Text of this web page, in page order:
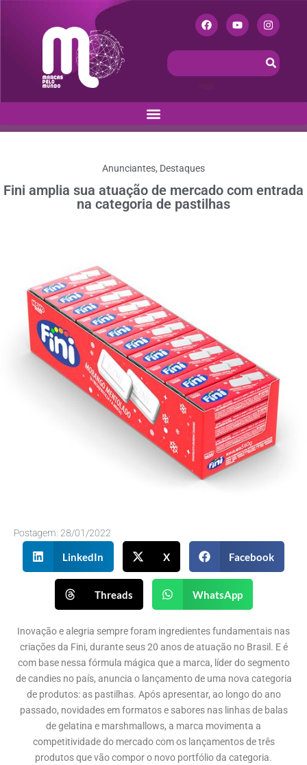
Anunciantes, Destaques
Fini amplia sua atuação de mercado com entrada
na categoria de pastilhas
Postagem: 28/01/2022
LinkedIn X Facebook
Threads WhatsApp
Inovação e alegria sempre foram ingredientes fundamentais nas
criações da Fini, durante seus 20 anos de atuação no Brasil. E é
com base nessa fórmula mágica que a marca, líder do segmento
de candies no país, anuncia o lançamento de uma nova categoria
de produtos: as pastilhas. Após apresentar, ao longo do ano
passado, novidades em formatos e sabores nas linhas de balas
de gelatina e marshmallows, a marca movimenta a
competitividade do mercado com os lançamentos de três
produtos que vão compor o novo portfólio da categoria.